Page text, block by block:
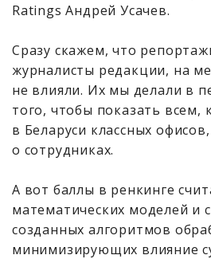
Ratings Андрей Усачев.
Сразу скажем, что
журналисты редакции, на
не влияли. Их мы делали в
того, чтобы показать всем,
в Беларуси классных офисов,
о сотрудниках.
А вот баллы в ренкинге
математических моделей и
созданных алгоритмов
минимизирующих влияние